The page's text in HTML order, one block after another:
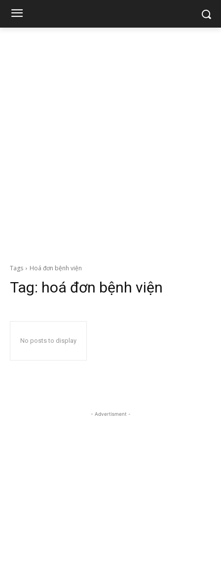
Tags Hoá đơn bệnh viện
Tag: hoá đơn bệnh viện
No posts to display
- Advertisment -